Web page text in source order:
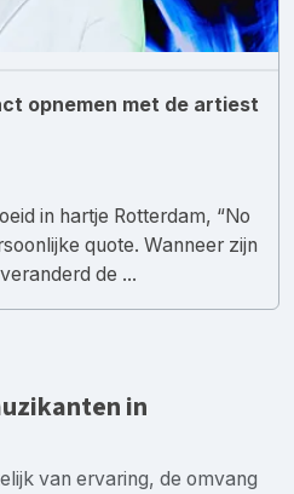
opnemen met de artiest
in hartje Rotterdam, “No
quote. Wanneer zijn
de ...
in
van ervaring, de omvang